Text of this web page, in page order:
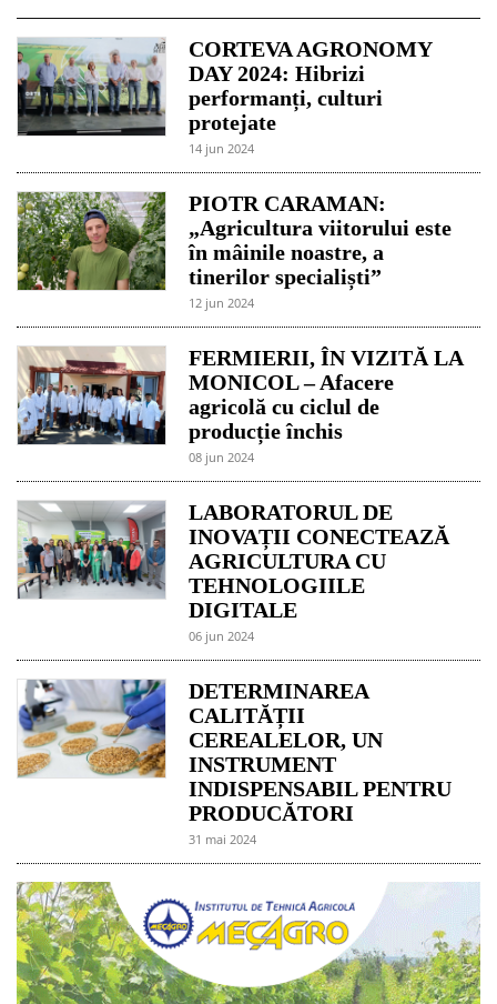
CORTEVA AGRONOMY
DAY 2024: Hibrizi
performanți, culturi
protejate
14 jun 2024
PIOTR CARAMAN:
„Agricultura viitorului este
în mâinile noastre, a
tinerilor specialiști”
12 jun 2024
FERMIERII, ÎN VIZITĂ LA
MONICOL – Afacere
agricolă cu ciclul de
producție închis
08 jun 2024
LABORATORUL DE
INOVAȚII CONECTEAZĂ
AGRICULTURA CU
TEHNOLOGIILE
DIGITALE
06 jun 2024
DETERMINAREA
CALITĂȚII
CEREALELOR, UN
INSTRUMENT
INDISPENSABIL PENTRU
PRODUCĂTORI
31 mai 2024